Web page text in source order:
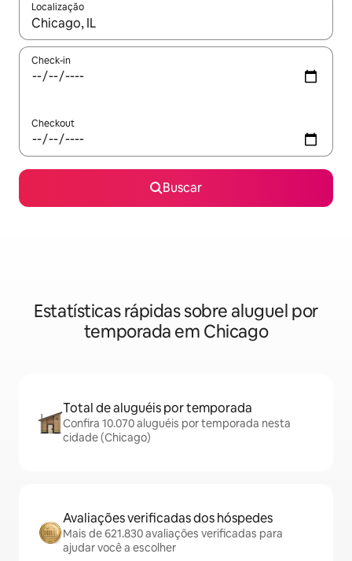
Localização
Quando os resultados estiverem disponíveis, explore-os
Check-in
Checkout
Buscar
Estatísticas rápidas sobre aluguel por
temporada em Chicago
Total de aluguéis por temporada
Confira 10.070 aluguéis por temporada nesta
cidade (Chicago)
Avaliações verificadas dos hóspedes
Mais de 621.830 avaliações verificadas para
ajudar você a escolher